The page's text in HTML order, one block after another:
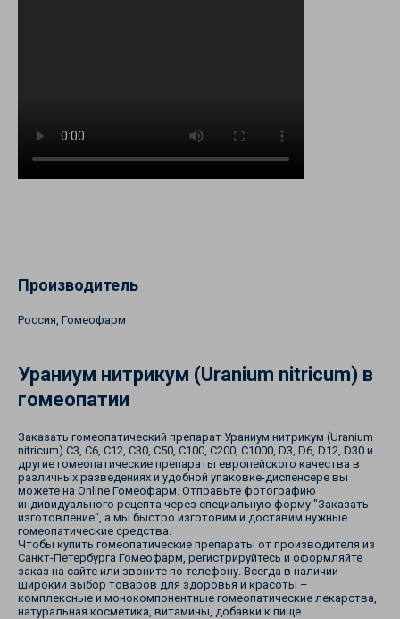
Производитель
Россия, Гомеофарм
Ураниум нитрикум (Uranium nitricum) в
гомеопатии
Заказать гомеопатический препарат Ураниум нитрикум (Uranium
nitricum) С3, С6, С12, С30, С50, С100, С200, С1000, D3, D6, D12, D30 и
другие гомеопатические препараты европейского качества в
различных разведениях и удобной упаковке-диспенсере вы
можете на Online Гомеофарм. Отправьте фотографию
индивидуального рецепта через специальную форму "Заказать
изготовление", а мы быстро изготовим и доставим нужные
гомеопатические средства.
Чтобы купить гомеопатические препараты от производителя из
Санкт-Петербурга Гомеофарм, регистрируйтесь и оформляйте
заказ на сайте или звоните по телефону. Всегда в наличии
широкий выбор товаров для здоровья и красоты –
комплексные и монокомпонентные гомеопатические лекарства,
натуральная косметика, витамины, добавки к пище.